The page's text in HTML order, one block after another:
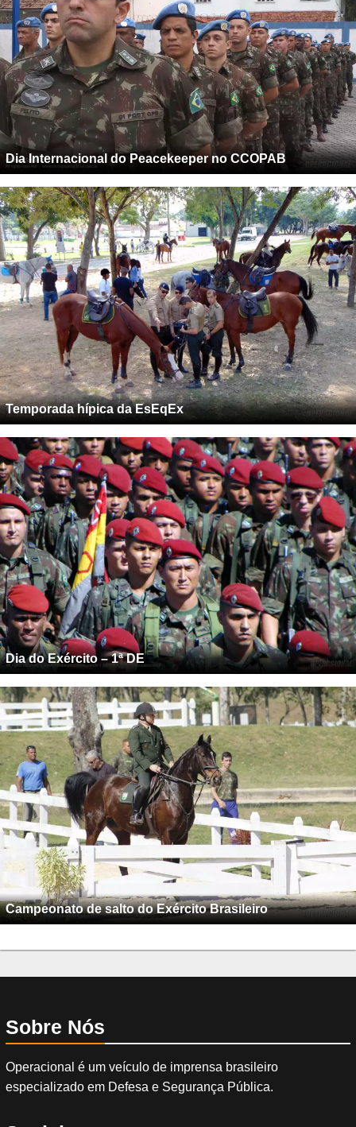
Dia Internacional do Peacekeeper no CCOPAB
Temporada hípica da EsEqEx
Dia do Exército – 1ª DE
Campeonato de salto do Exército Brasileiro
Sobre Nós
Operacional é um veículo de imprensa brasileiro
especializado em Defesa e Segurança Pública.